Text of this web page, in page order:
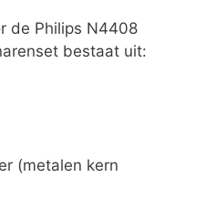
de Philips N4408
bestaat uit:
(metalen kern